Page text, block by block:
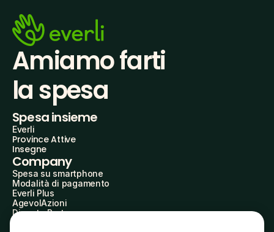
Amiamo farti
la spesa
Spesa insieme
Everli
Province Attive
Insegne
Company
Spesa su smartphone
Modalità di pagamento
Everli Plus
AgevolAzioni
Diventa Partner